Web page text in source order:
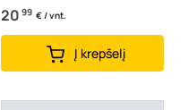
20 99 € / vnt.
Į krepšelį